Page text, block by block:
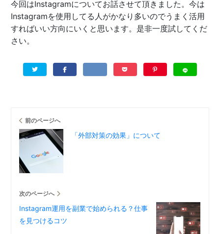
今回はInstagramについてお話させて頂きました。今は
Instagramを使用してる人がかなり多いのでうまく活用
すればいい方向にいくと思います。是非一度試してくだ
さい。
前のページへ
「外部対策の効果」について
次のページへ
Instagram運用を副業で始められる？仕事
を見つけるコツ